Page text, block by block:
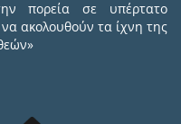
πορεία σε υπέρτατο
ακολουθούν τα ίχνη της